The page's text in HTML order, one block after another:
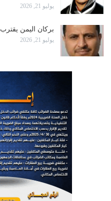
يوليو 21, 2026
بركان اليمن يقترب
يوليو 21, 2026